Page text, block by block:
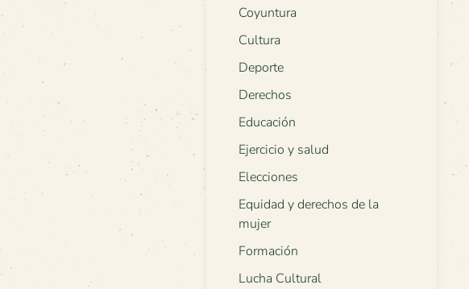
Coyuntura
Cultura
Deporte
Derechos
Educación
Ejercicio y salud
Elecciones
Equidad y derechos de la
mujer
Formación
Lucha Cultural